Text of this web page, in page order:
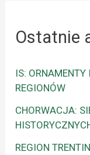
Ostatnie
IS:
REGIONÓW
CHORWACJA:
REGION